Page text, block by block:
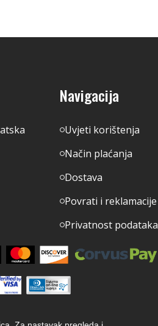
Navigacija
Uvjeti korištenja
Način plaćanja
Dostava
Povrati i reklamacije
Privatnost podataka